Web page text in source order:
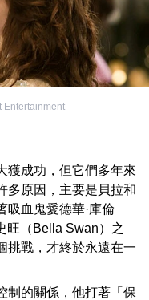
Entertainment
獲成功，但它們多年來
多原因，主要是貝拉和
吸血鬼愛德華·庫倫
旺（Bella Swan）之
挑戰，才終於永遠在一
制的關係，他打著「保